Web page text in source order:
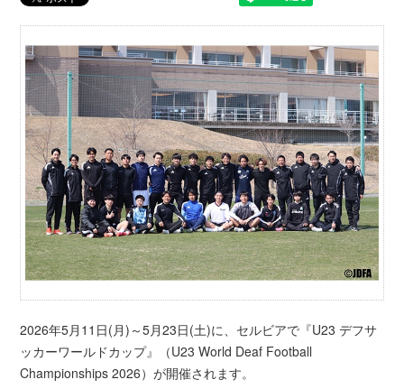
2026年5月11日(月)～5月23日(土)に、セルビアで『U23 デフサ
ッカーワールドカップ』（U23 World Deaf Football
Championships 2026）が開催されます。